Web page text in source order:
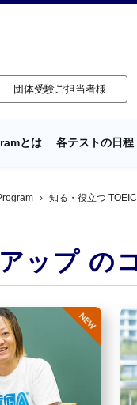
団体受験ご担当者様
とは 各テストの日程
› 知る・役立つ
ップ の